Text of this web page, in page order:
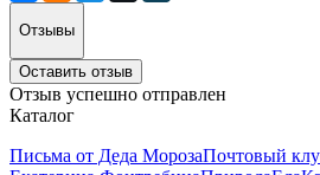
Отзывы
Оставить отзыв
Отзыв успешно отправлен
Каталог
Письма от Деда МорозаПочтовый